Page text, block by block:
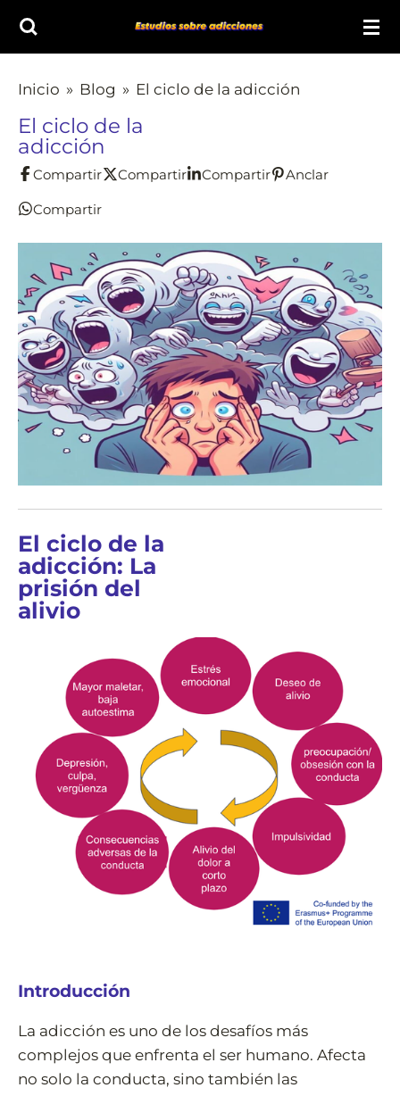
principal
Inicio » Blog » El ciclo de la adicción
El ciclo de la
adicción
Compartir Compartir Compartir Anclar
Compartir
El ciclo de la
adicción: La
prisión del
alivio
Introducción
La adicción es uno de los desafíos más
complejos que enfrenta el ser humano. Afecta
no solo la conducta, sino también las